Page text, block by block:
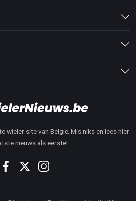
wieler site van Belgie. Mis niks en lees hier
nieuws als eerste!